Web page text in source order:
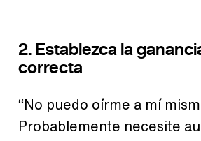
2. Establezca la
correcta
“No puedo oírme a mí
Probablemente necesite